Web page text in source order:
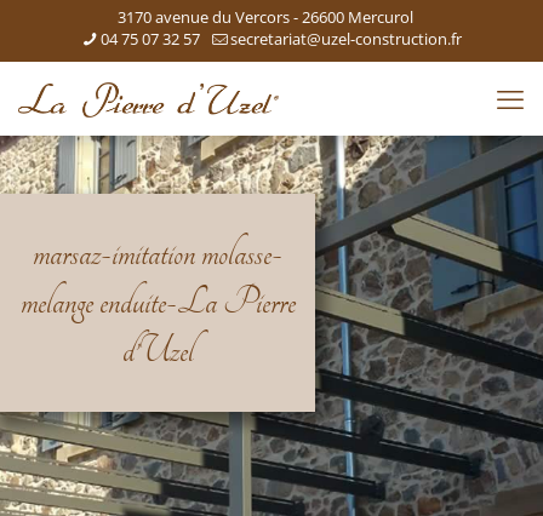
3170 avenue du Vercors - 26600 Mercurol
04 75 07 32 57
secretariat@uzel-construction.fr
marsaz-imitation molasse-
melange enduite-La Pierre
d’Uzel